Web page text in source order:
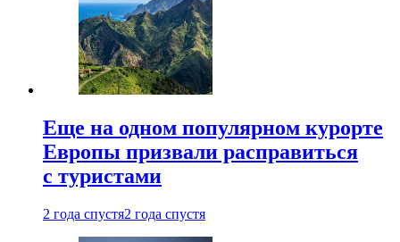
Еще на одном популярном курорте
Европы призвали расправиться
с туристами
2 года спустя2 года спустя